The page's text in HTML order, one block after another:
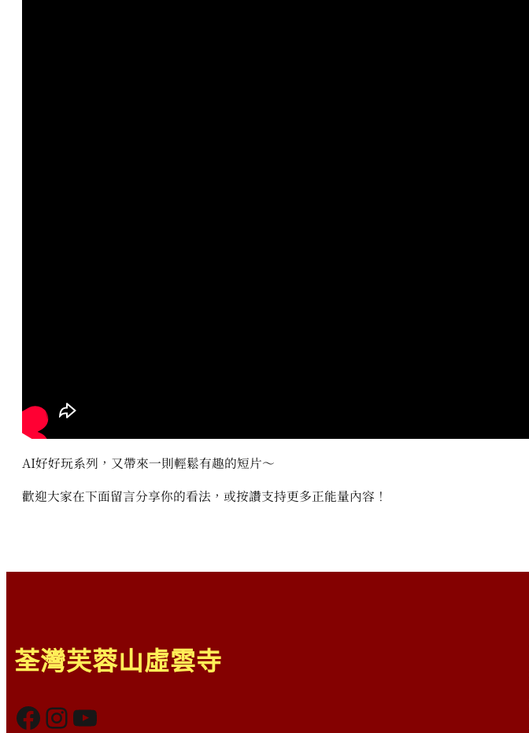
AI好好玩系列，又帶來一則輕鬆有趣的短片～
歡迎大家在下面留言分享你的看法，或按讚支持更多正能量內容！
荃灣芙蓉山虛雲寺
Facebook InstagramYouTube